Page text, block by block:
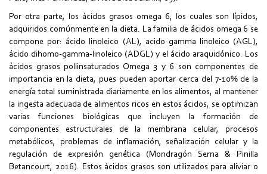
Por otra parte, los ácidos grasos omega 6, los cuales son lípidos,
adquiridos comúnmente en la dieta. La familia de ácidos omega 6 se
compone por: ácido linoleico (AL), acido gamma linoleico (AGL),
ácido dihomo-gamma-linoleico (ADGL) y el ácido araquidónico. Los
ácidos grasos poliinsaturados Omega 3 y 6 son componentes de
importancia en la dieta, pues pueden aportar cerca del 7-10% de la
energía total suministrada diariamente en los alimentos, al mantener
la ingesta adecuada de alimentos ricos en estos ácidos, se optimizan
varias funciones biológicas que incluyen la formación de
componentes estructurales de la membrana celular, procesos
metabólicos, problemas de inflamación, señalización celular y la
regulación de expresión genética (Mondragón Serna & Pinilla
Betancourt, 2016). Estos ácidos grasos son utilizados para aliviar o